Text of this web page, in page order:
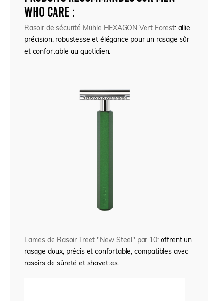
Who Care :
Rasoir de sécurité Mühle HEXAGON Vert Forest: allie
précision, robustesse et élégance pour un rasage sûr
et confortable au quotidien.
Lames de Rasoir Treet "New Steel" par 10: offrent un
rasage doux, précis et confortable, compatibles avec
rasoirs de sûreté et shavettes.